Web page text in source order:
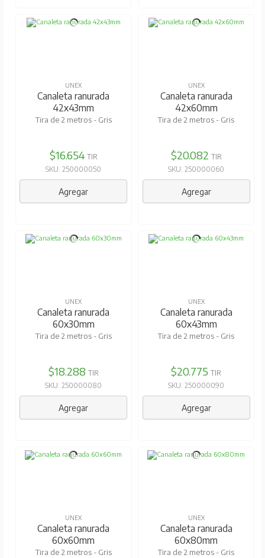
UNEX
Canaleta ranurada
42x43mm
Tira de 2 metros - Gris
$16.654 TIR
SKU: 250000050
Agregar
UNEX
Canaleta ranurada
42x60mm
Tira de 2 metros - Gris
$20.082 TIR
SKU: 250000060
Agregar
UNEX
Canaleta ranurada
60x30mm
Tira de 2 metros - Gris
$18.288 TIR
SKU: 250000080
Agregar
UNEX
Canaleta ranurada
60x43mm
Tira de 2 metros - Gris
$20.775 TIR
SKU: 250000090
Agregar
UNEX
Canaleta ranurada
60x60mm
Tira de 2 metros - Gris
UNEX
Canaleta ranurada
60x80mm
Tira de 2 metros - Gris